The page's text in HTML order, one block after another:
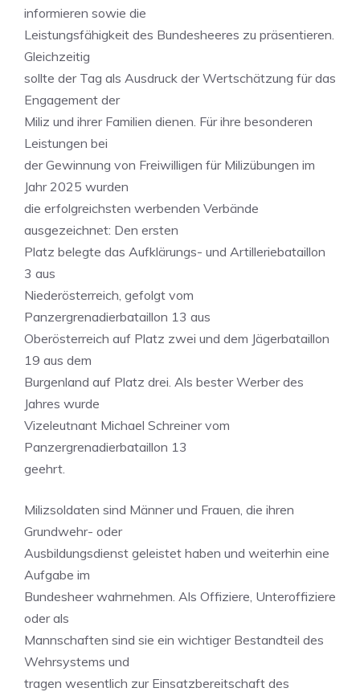
informieren sowie die
Leistungsfähigkeit des Bundesheeres zu präsentieren.
Gleichzeitig
sollte der Tag als Ausdruck der Wertschätzung für das
Engagement der
Miliz und ihrer Familien dienen. Für ihre besonderen
Leistungen bei
der Gewinnung von Freiwilligen für Milizübungen im
Jahr 2025 wurden
die erfolgreichsten werbenden Verbände
ausgezeichnet: Den ersten
Platz belegte das Aufklärungs- und Artilleriebataillon
3 aus
Niederösterreich, gefolgt vom
Panzergrenadierbataillon 13 aus
Oberösterreich auf Platz zwei und dem Jägerbataillon
19 aus dem
Burgenland auf Platz drei. Als bester Werber des
Jahres wurde
Vizeleutnant Michael Schreiner vom
Panzergrenadierbataillon 13
geehrt.
Milizsoldaten sind Männer und Frauen, die ihren
Grundwehr- oder
Ausbildungsdienst geleistet haben und weiterhin eine
Aufgabe im
Bundesheer wahrnehmen. Als Offiziere, Unteroffiziere
oder als
Mannschaften sind sie ein wichtiger Bestandteil des
Wehrsystems und
tragen wesentlich zur Einsatzbereitschaft des